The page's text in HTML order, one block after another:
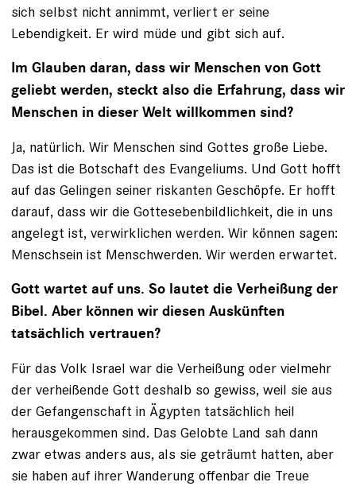
sich selbst nicht annimmt, verliert er seine
Lebendigkeit. Er wird müde und gibt sich auf.
Im Glauben daran, dass wir Menschen von Gott
geliebt werden, steckt also die Erfahrung, dass wir
Menschen in dieser Welt willkommen sind?
Ja, natürlich. Wir Menschen sind Gottes große Liebe.
Das ist die Botschaft des Evangeliums. Und Gott hofft
auf das Gelingen seiner riskanten Geschöpfe. Er hofft
darauf, dass wir die Gottesebenbildlichkeit, die in uns
angelegt ist, verwirklichen werden. Wir können sagen:
Menschsein ist Menschwerden. Wir werden erwartet.
Gott wartet auf uns. So lautet die Verheißung der
Bibel. Aber können wir diesen Auskünften
tatsächlich vertrauen?
Für das Volk Israel war die Verheißung oder vielmehr
der verheißende Gott deshalb so gewiss, weil sie aus
der Gefangenschaft in Ägypten tatsächlich heil
herausgekommen sind. Das Gelobte Land sah dann
zwar etwas anders aus, als sie geträumt hatten, aber
sie haben auf ihrer Wanderung offenbar die Treue